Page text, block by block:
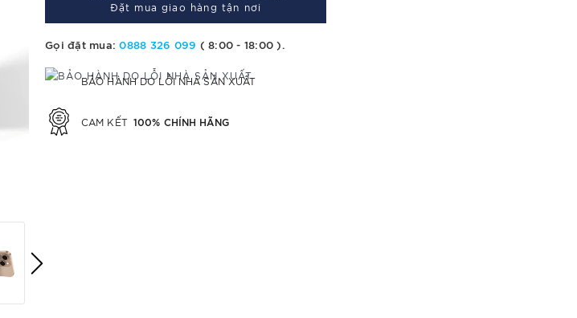
Đặt mua giao hàng tận nơi
Gọi đặt mua:0888 326 099 ( 8:00 - 18:00 ).
BẢO HÀNH DO LỖI NHÀ SẢN XUẤT
CAM KẾT 100% CHÍNH HÃNG